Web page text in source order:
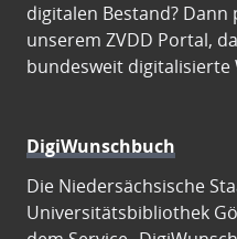
digitalen Bestand?
unserem ZVDD Portal,
bundesweit digitalisierte
DigiWunschbuch
Die Niedersächsische
Universitätsbibliothek